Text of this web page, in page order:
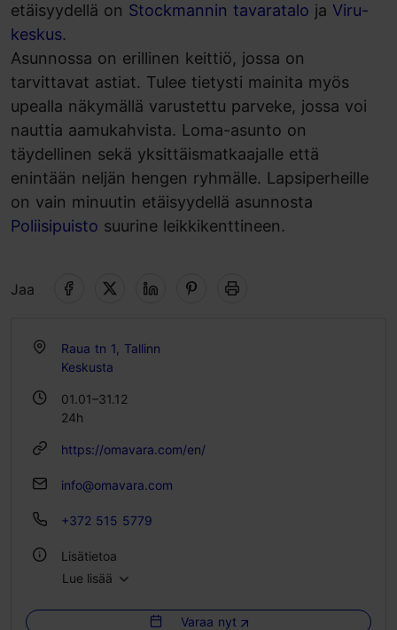
etäisyydellä on Stockmannin tavaratalo ja Viru-
keskus.
Asunnossa on erillinen keittiö, jossa on
tarvittavat astiat. Tulee tietysti mainita myös
upealla näkymällä varustettu parveke, jossa voi
nauttia aamukahvista. Loma-asunto on
täydellinen sekä yksittäismatkaajalle että
enintään neljän hengen ryhmälle. Lapsiperheille
on vain minuutin etäisyydellä asunnosta
Poliisipuisto suurine leikkikenttineen.
Jaa
Raua tn 1, Tallinn
Keskusta
01.01–31.12
24h
https://omavara.com/en/
info@omavara.com
+372 515 5779
Lisätietoa
Vuodepaikkoja: 4
Lue lisää
Varaa nyt